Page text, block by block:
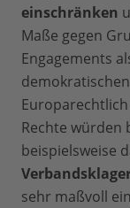
einschränken
Maße gegen
Engagements
Rechte würden
beispielsweise
sehr maßvoll